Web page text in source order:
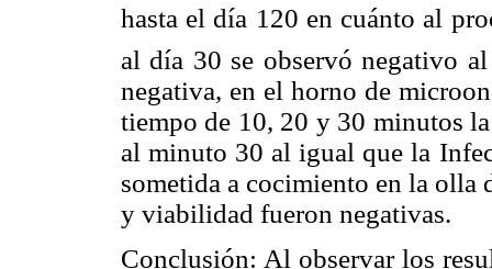
hasta el día 120 en cuánto al
al día 30 se observó negativo
negativa, en el horno de
tiempo de 10, 20 y 30 minutos
al minuto 30 al igual que la
sometida a cocimiento en la
y viabilidad fueron negativas.
Conclusión: Al observar los